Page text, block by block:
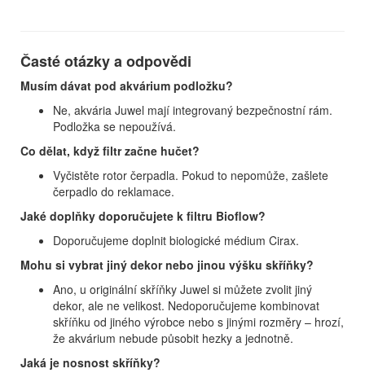
Časté otázky a odpovědi
Musím dávat pod akvárium podložku?
Ne, akvária Juwel mají integrovaný bezpečnostní rám.
Podložka se nepoužívá.
Co dělat, když filtr začne hučet?
Vyčistěte rotor čerpadla. Pokud to nepomůže, zašlete
čerpadlo do reklamace.
Jaké doplňky doporučujete k filtru Bioflow?
Doporučujeme doplnit biologické médium Cirax.
Mohu si vybrat jiný dekor nebo jinou výšku skříňky?
Ano, u originální skříňky Juwel si můžete zvolit jiný
dekor, ale ne velikost. Nedoporučujeme kombinovat
skříňku od jiného výrobce nebo s jinými rozměry – hrozí,
že akvárium nebude působit hezky a jednotně.
Jaká je nosnost skříňky?